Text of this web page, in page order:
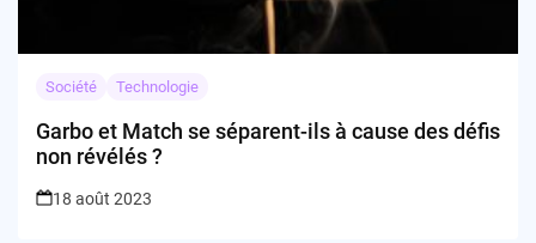
Société Technologie
Garbo et Match se séparent-ils à cause des défis
non révélés ?
18 août 2023